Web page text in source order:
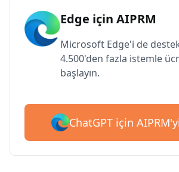
Edge için AIPRM
Microsoft Edge'i de
4.500'den fazla istemle
başlayın.
ChatGPT için